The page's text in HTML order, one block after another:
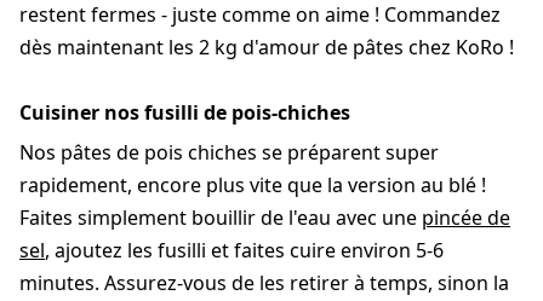
restent fermes - juste comme on aime ! Commandez
dès maintenant les 2 kg d'amour de pâtes chez KoRo !
Cuisiner nos fusilli de pois-chiches
Nos pâtes de pois chiches se préparent super
rapidement, encore plus vite que la version au blé !
Faites simplement bouillir de l'eau avec une pincée de
sel, ajoutez les fusilli et faites cuire environ 5-6
minutes. Assurez-vous de les retirer à temps, sinon la